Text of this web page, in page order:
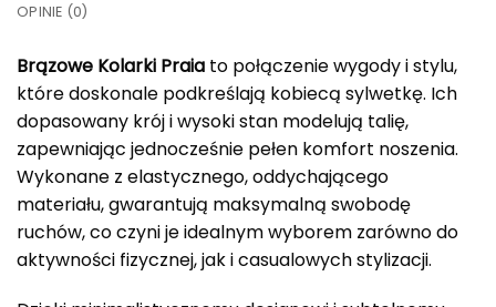
OPINIE (0)
Brązowe Kolarki Praia to połączenie wygody i stylu,
które doskonale podkreślają kobiecą sylwetkę. Ich
dopasowany krój i wysoki stan modelują talię,
zapewniając jednocześnie pełen komfort noszenia.
Wykonane z elastycznego, oddychającego
materiału, gwarantują maksymalną swobodę
ruchów, co czyni je idealnym wyborem zarówno do
aktywności fizycznej, jak i casualowych stylizacji.